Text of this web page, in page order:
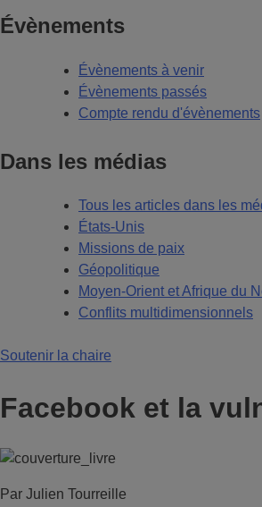
Évènements
Évènements à venir
Évènements passés
Compte rendu d'évènements
Dans les médias
Tous les articles dans les
États-Unis
Missions de paix
Géopolitique
Moyen-Orient et Afrique du
Conflits multidimensionnels
Soutenir la chaire
Facebook et la
Par Julien Tourreille